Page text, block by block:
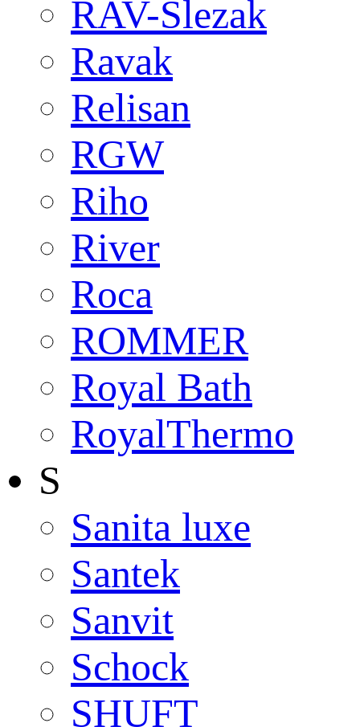
RAV-Slezak
Ravak
Relisan
RGW
Riho
River
Roca
ROMMER
Royal Bath
RoyalThermo
S
Sanita luxe
Santek
Sanvit
Schock
SHUFT